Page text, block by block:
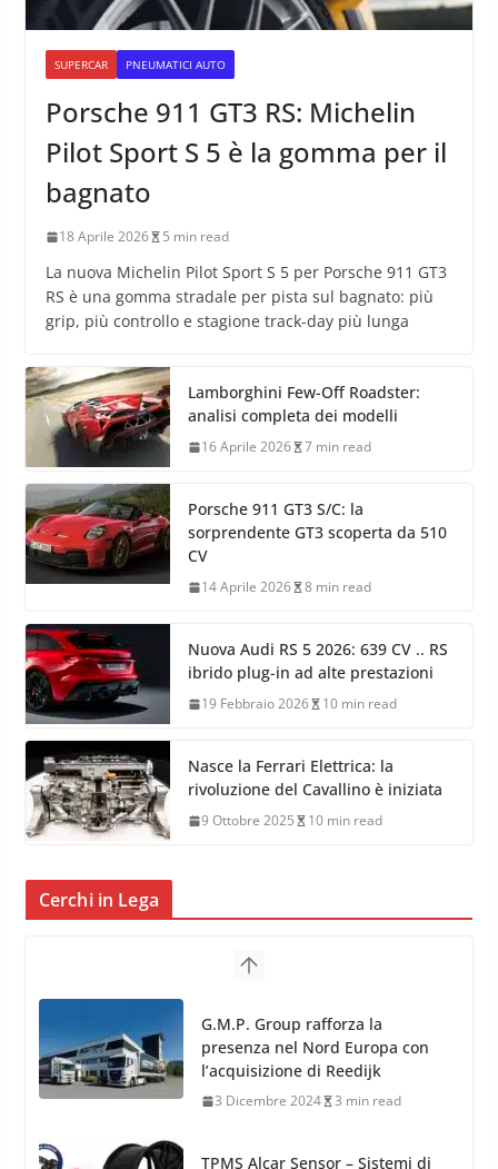
SUPERCAR PNEUMATICI AUTO
Porsche 911 GT3 RS: Michelin
Pilot Sport S 5 è la gomma per il
bagnato
18 Aprile 2026 5 min read
La nuova Michelin Pilot Sport S 5 per Porsche 911 GT3
RS è una gomma stradale per pista sul bagnato: più
grip, più controllo e stagione track-day più lunga
Lamborghini Few-Off Roadster:
analisi completa dei modelli
16 Aprile 2026 7 min read
Porsche 911 GT3 S/C: la
sorprendente GT3 scoperta da 510
CV
14 Aprile 2026 8 min read
Nuova Audi RS 5 2026: 639 CV .. RS
ibrido plug-in ad alte prestazioni
19 Febbraio 2026 10 min read
Nasce la Ferrari Elettrica: la
rivoluzione del Cavallino è iniziata
9 Ottobre 2025 10 min read
Cerchi in Lega
TPMS Alcar Sensor – Sistemi di
Monitoraggio Pressione
Pneumatici
4 Aprile 2022 3 min read
Cerchi in Lega Mercedes: Novità